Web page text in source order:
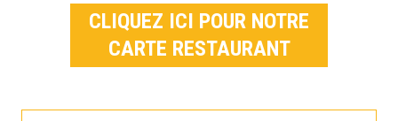
CLIQUEZ ICI POUR NOTRE
CARTE RESTAURANT